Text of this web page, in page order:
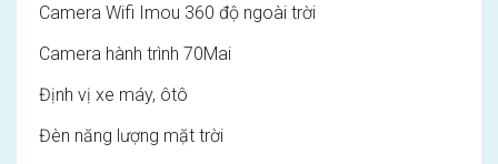
Camera Wifi Imou 360 độ ngoài trời
Camera hành trình 70Mai
Định vị xe máy, ôtô
Đèn năng lượng mặt trời